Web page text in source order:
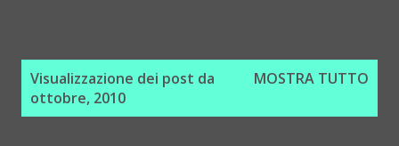
Visualizzazione dei post da
ottobre, 2010
MOSTRA TUTTO